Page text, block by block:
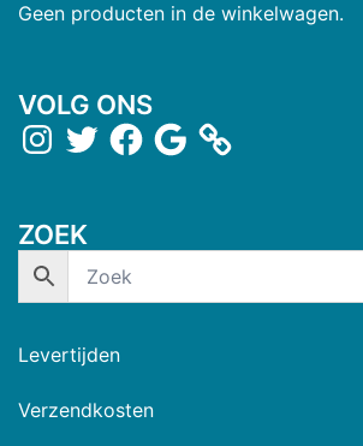
Geen producten in de winkelwagen.
VOLG ONS
ZOEK
Levertijden
Verzendkosten